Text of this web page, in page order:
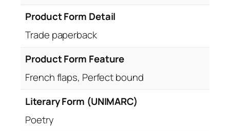
Product Form Detail
Trade paperback
Product Form Feature
French flaps, Perfect bound
Literary Form (UNIMARC)
Poetry